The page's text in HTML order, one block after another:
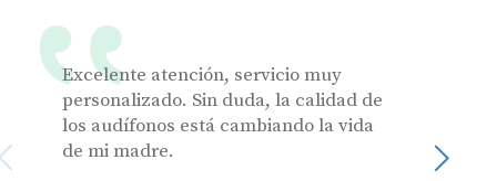
Excelente atención, servicio muy
personalizado. Sin duda, la calidad de
los audífonos está cambiando la vida
de mi madre.
Julia